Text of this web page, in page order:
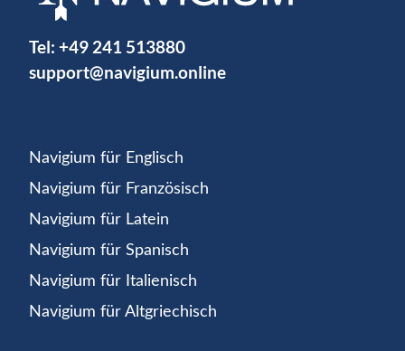
Tel: +49 241 513880
support@navigium.online
Navigium für Englisch
Navigium für Französisch
Navigium für Latein
Navigium für Spanisch
Navigium für Italienisch
Navigium für Altgriechisch